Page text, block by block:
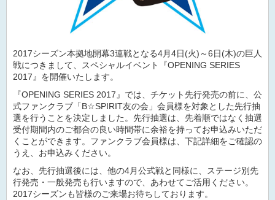
2017シーズン本拠地開幕3連戦となる4月4日(火)～6日(木)の巨人
戦につきまして、スペシャルイベント『OPENING SERIES
2017』を開催いたします。
『OPENING SERIES 2017』では、チケット先行発売の前に、公
式ファンクラブ「B☆SPIRIT友の会」会員様を対象とした先行抽
選を行うことを決定しました。先行抽選は、先着順ではなく抽選
受付期間内のご都合の良い時間帯に余裕を持ってお申込みいただ
くことができます。ファンクラブ会員様は、下記詳細をご確認の
うえ、お申込みください。
なお、先行抽選後には、他の4月公式戦と同様に、ステージ別先
行発売・一般発売も行いますので、あわせてご活用ください。
2017シーズンも皆様のご来場お待ちしております。